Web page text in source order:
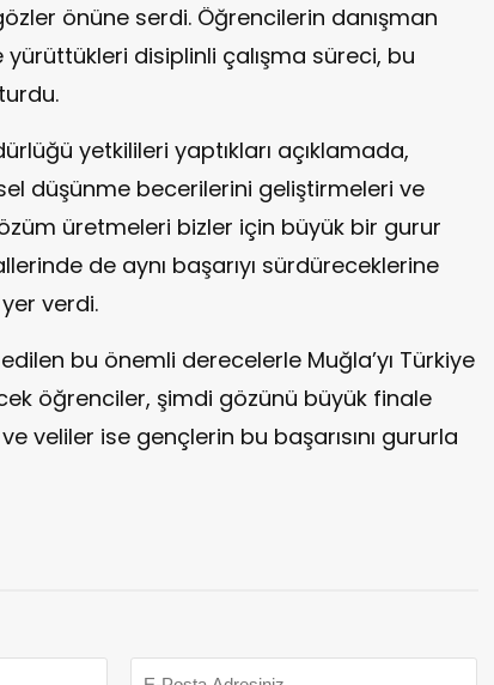
önüne serdi. Öğrencilerin danışman
disiplinli çalışma süreci, bu
yetkilileri yaptıkları açıklamada,
düşünme becerilerini geliştirmeleri ve
üretmeleri bizler için büyük bir gurur
de aynı başarıyı sürdüreceklerine
verdi.
bu önemli derecelerle Muğla’yı Türkiye
öğrenciler, şimdi gözünü büyük finale
veliler ise gençlerin bu başarısını gururla